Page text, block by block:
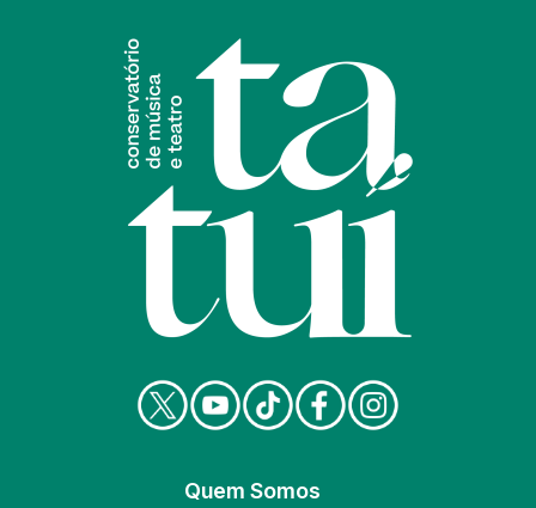
Quem Somos